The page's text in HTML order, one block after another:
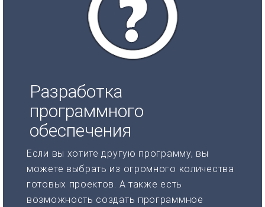
Разработка
программного
обеспечения
Если вы хотите другую программу, вы
можете выбрать из огромного количества
готовых проектов. А также есть
возможность создать программное